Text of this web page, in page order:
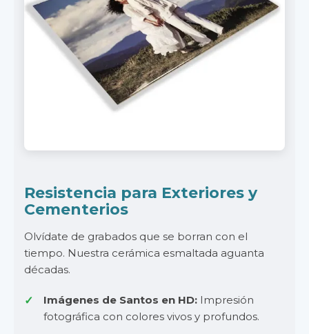
Resistencia para Exteriores y
Cementerios
Olvídate de grabados que se borran con el
tiempo. Nuestra cerámica esmaltada aguanta
décadas.
Imágenes de Santos en HD: Impresión
fotográfica con colores vivos y profundos.